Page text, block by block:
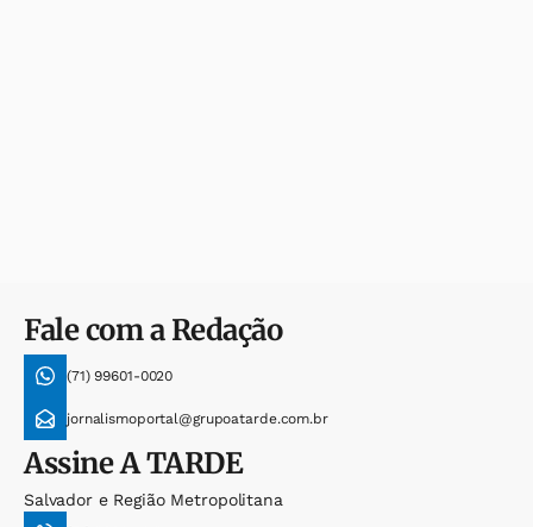
Fale com a Redação
(71) 99601-0020
jornalismoportal@grupoatarde.com.br
AssineA TARDE
Salvador e Região Metropolitana